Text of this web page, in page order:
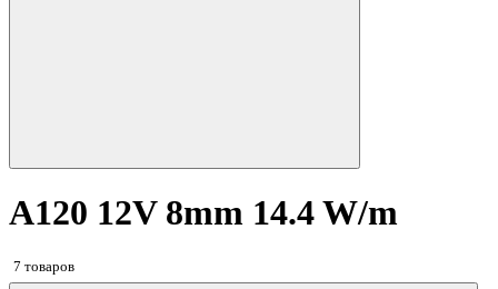
A120 12V 8mm 14.4 W/m
7 товаров